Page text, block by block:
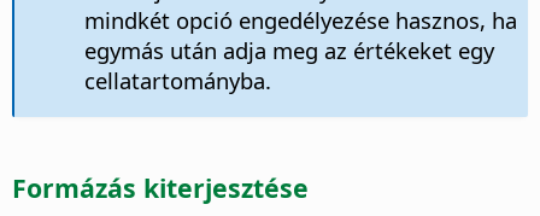
mindkét opció engedélyezése hasznos, ha
egymás után adja meg az értékeket egy
cellatartományba.
Formázás kiterjesztése